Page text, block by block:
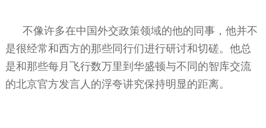
不像许多在中国外交政策领域的他的同事，他并不
是很经常和西方的那些同行们进行研讨和切磋。他总
是和那些每月飞行数万里到华盛顿与不同的智库交流
的北京官方发言人的浮夸讲究保持明显的距离。